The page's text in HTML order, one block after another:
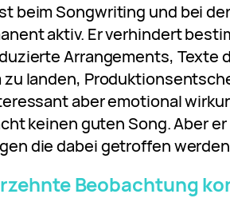
beim Songwriting und bei der
aktiv. Er verhindert
Arrangements, Texte
zu landen,
aber emotional
keinen guten Song. Aber
die dabei getroffen
Beobachtung